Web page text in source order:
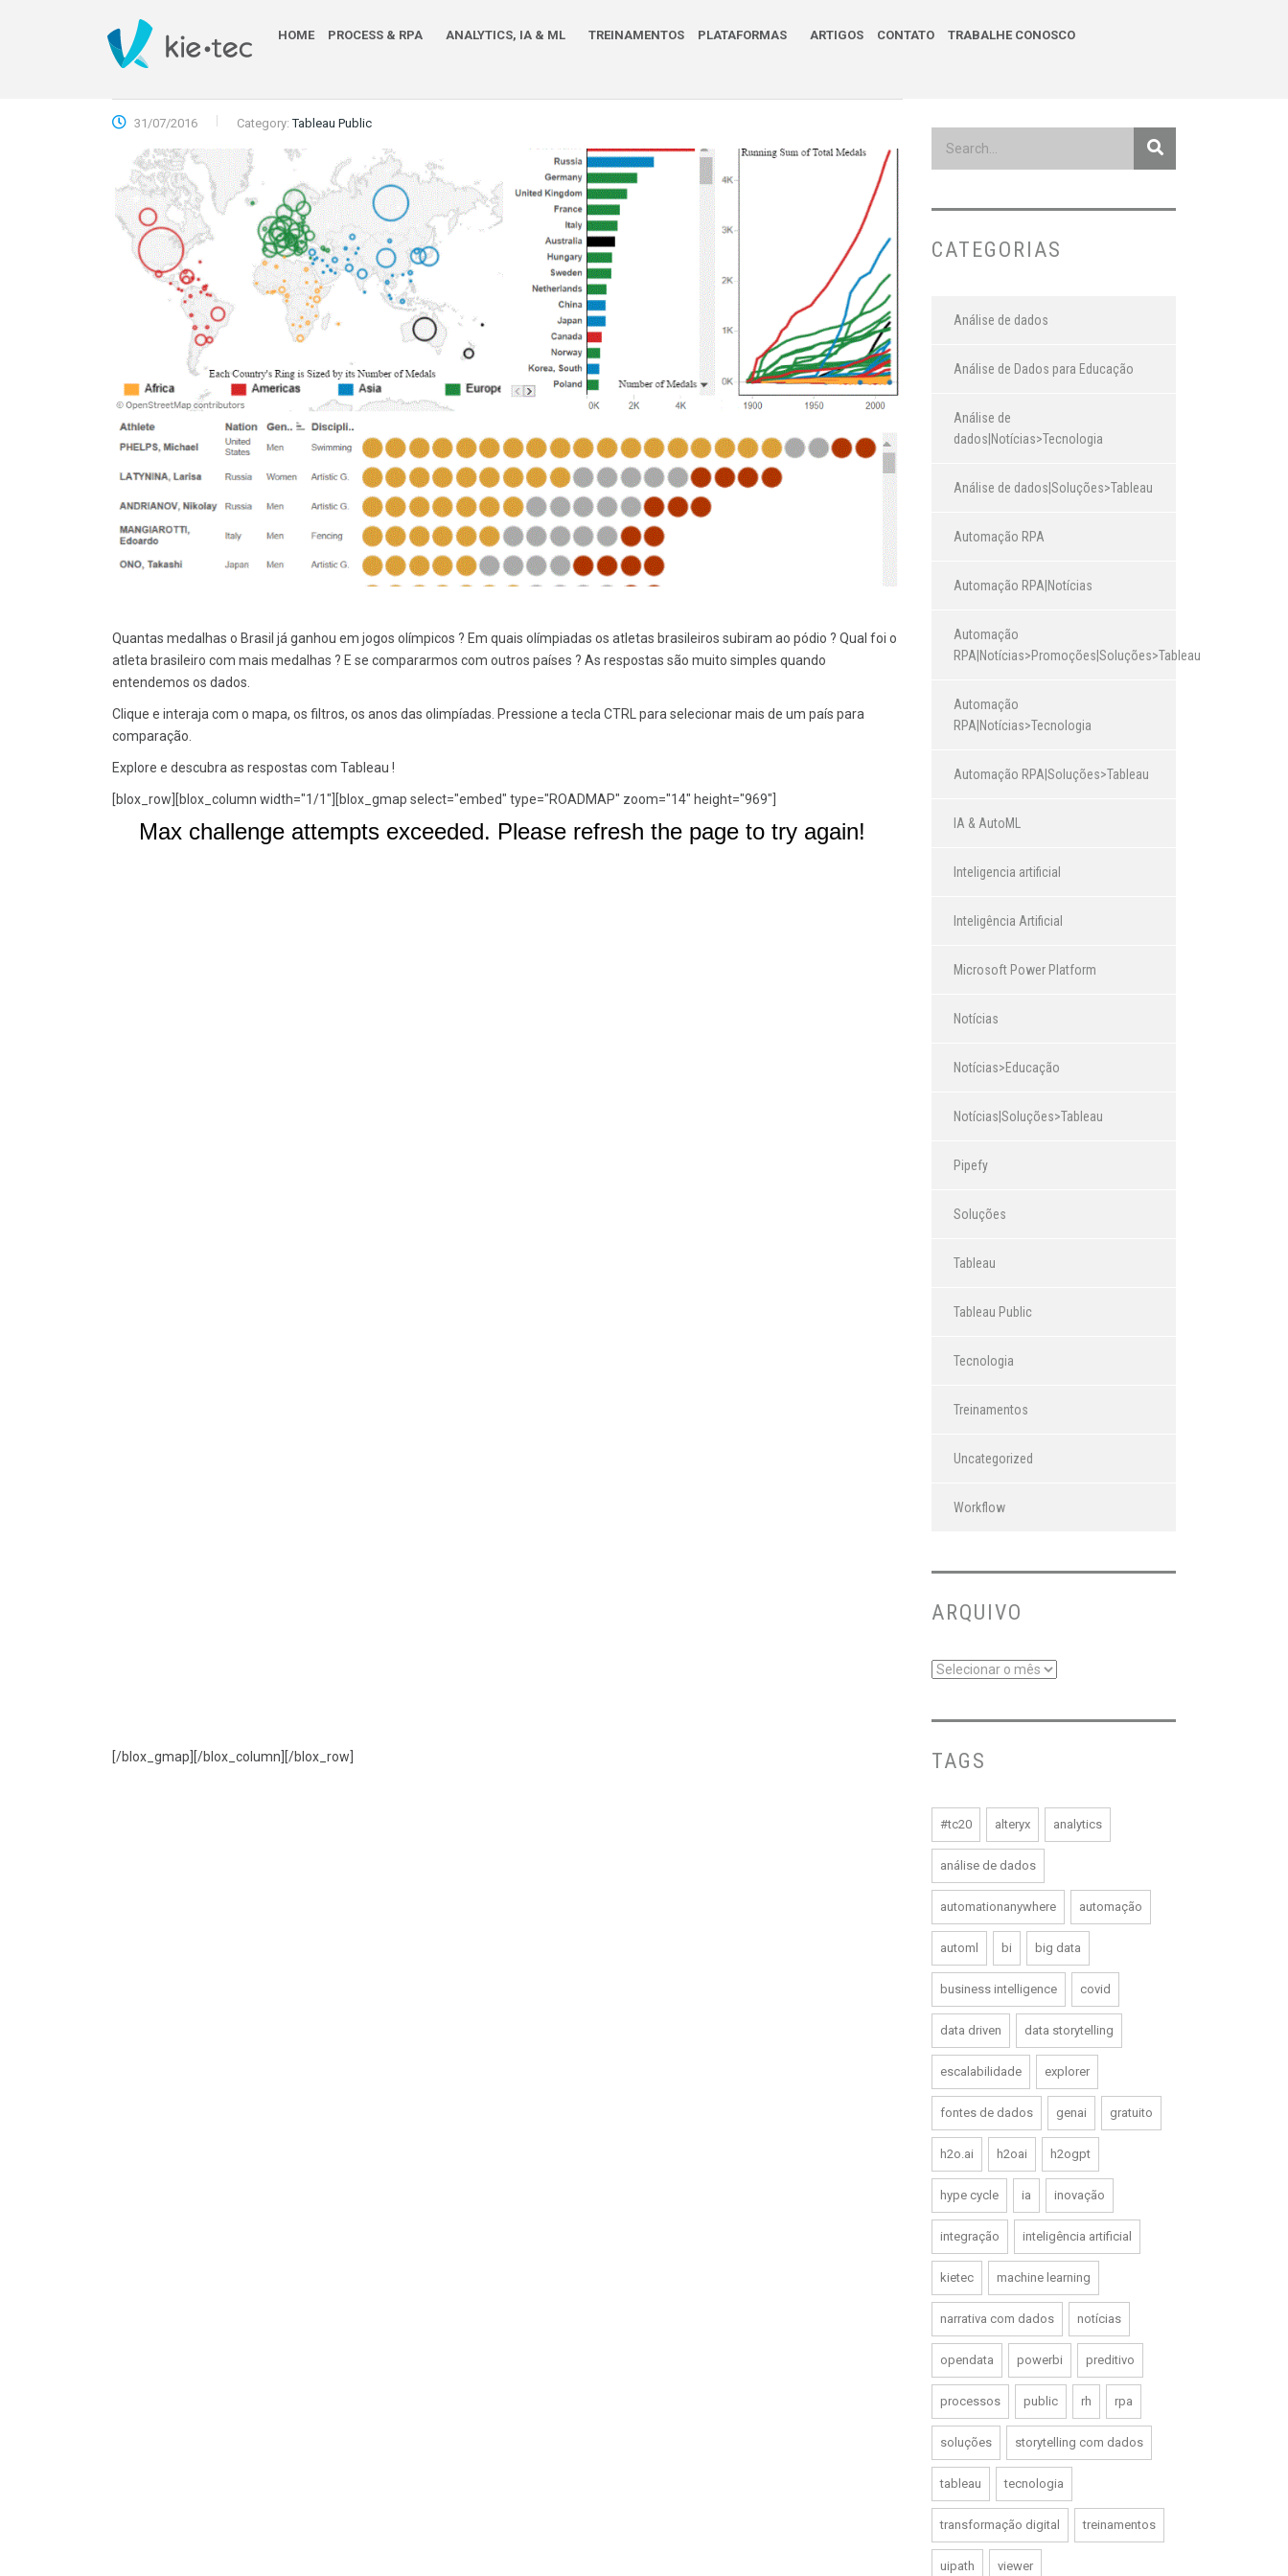
HOME PROCESS & RPA ANALYTICS, IA & ML TREINAMENTOS PLATAFORMAS ARTIGOS CONTATO TRABALHE CONOSCO
31/07/2016 Category:Tableau Public
Quantas medalhas o Brasil já ganhou em jogos olímpicos ? Em quais olímpiadas os atletas brasileiros subiram ao pódio ? Qual foi o
atleta brasileiro com mais medalhas ? E se compararmos com outros países ? As respostas são muito simples quando
entendemos os dados.
Clique e interaja com o mapa, os filtros, os anos das olimpíadas. Pressione a tecla CTRL para selecionar mais de um país para
comparação.
Explore e descubra as respostas com Tableau !
[blox_row][blox_column width="1/1"][blox_gmap select="embed" type="ROADMAP" zoom="14" height="969"]
[/blox_gmap][/blox_column][/blox_row]
CATEGORIAS
Análise de dados
Análise de Dados para Educação
Análise de
dados|Notícias>Tecnologia
Análise de dados|Soluções>Tableau
Automação RPA
Automação RPA|Notícias
Automação
RPA|Notícias>Promoções|Soluções>Tableau
Automação
RPA|Notícias>Tecnologia
Automação RPA|Soluções>Tableau
IA & AutoML
Inteligencia artificial
Inteligência Artificial
Microsoft Power Platform
Notícias
Notícias>Educação
Notícias|Soluções>Tableau
Pipefy
Soluções
Tableau
Tableau Public
Tecnologia
Treinamentos
Uncategorized
Workflow
ARQUIVO
TAGS
#tc20 alteryx analytics
análise de dados
automationanywhere automação
automl bi big data
business intelligence covid
data driven data storytelling
escalabilidade explorer
fontes de dados genai gratuito
h2o.ai h2oai h2ogpt
hype cycle ia inovação
integração inteligência artificial
kietec machine learning
narrativa com dados notícias
opendata powerbi preditivo
processos public rh rpa
soluções storytelling com dados
tableau tecnologia
transformação digital treinamentos
uipath viewer